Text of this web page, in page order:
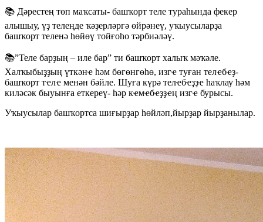
📚 Дәрестең төп маҡсаты- башҡорт теле тураһында фекер
алышыу, үҙ телеңде ҡәҙерләргә өйрәнеү, уҡыусыларҙа
башҡорт теленә һөйөү тойғоһо тәрбиәләү.
📚”Теле барҙың – иле бар” ти башҡорт халыҡ мәҡәле.
Халҡыбыҙҙың үткәнҽ һәм бөгөнгөһө, изгҽ туған телҽбҽҙ-
башҡорт тҽлҽ менән бәйле. Шуға күрә телҽбҽҙҙҽ һаҡлау һәм
киләсәк быуынға еткереү- һәр кҽмҽбҽҙҙҽң изгҽ бурысы.
Уҡыусылар башҡортса шиғырҙар һөйләп,йырҙар йырҙанылар.